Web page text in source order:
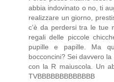
abbia indovinato o no, ti
realizzare un giorno,
c’è da perdersi tra le tue
regali delle piccole
pupille e papille. Ma
bocconcini? Sei davvero
con la R maiuscola. Un
TVBBBBBBBBBBBBB